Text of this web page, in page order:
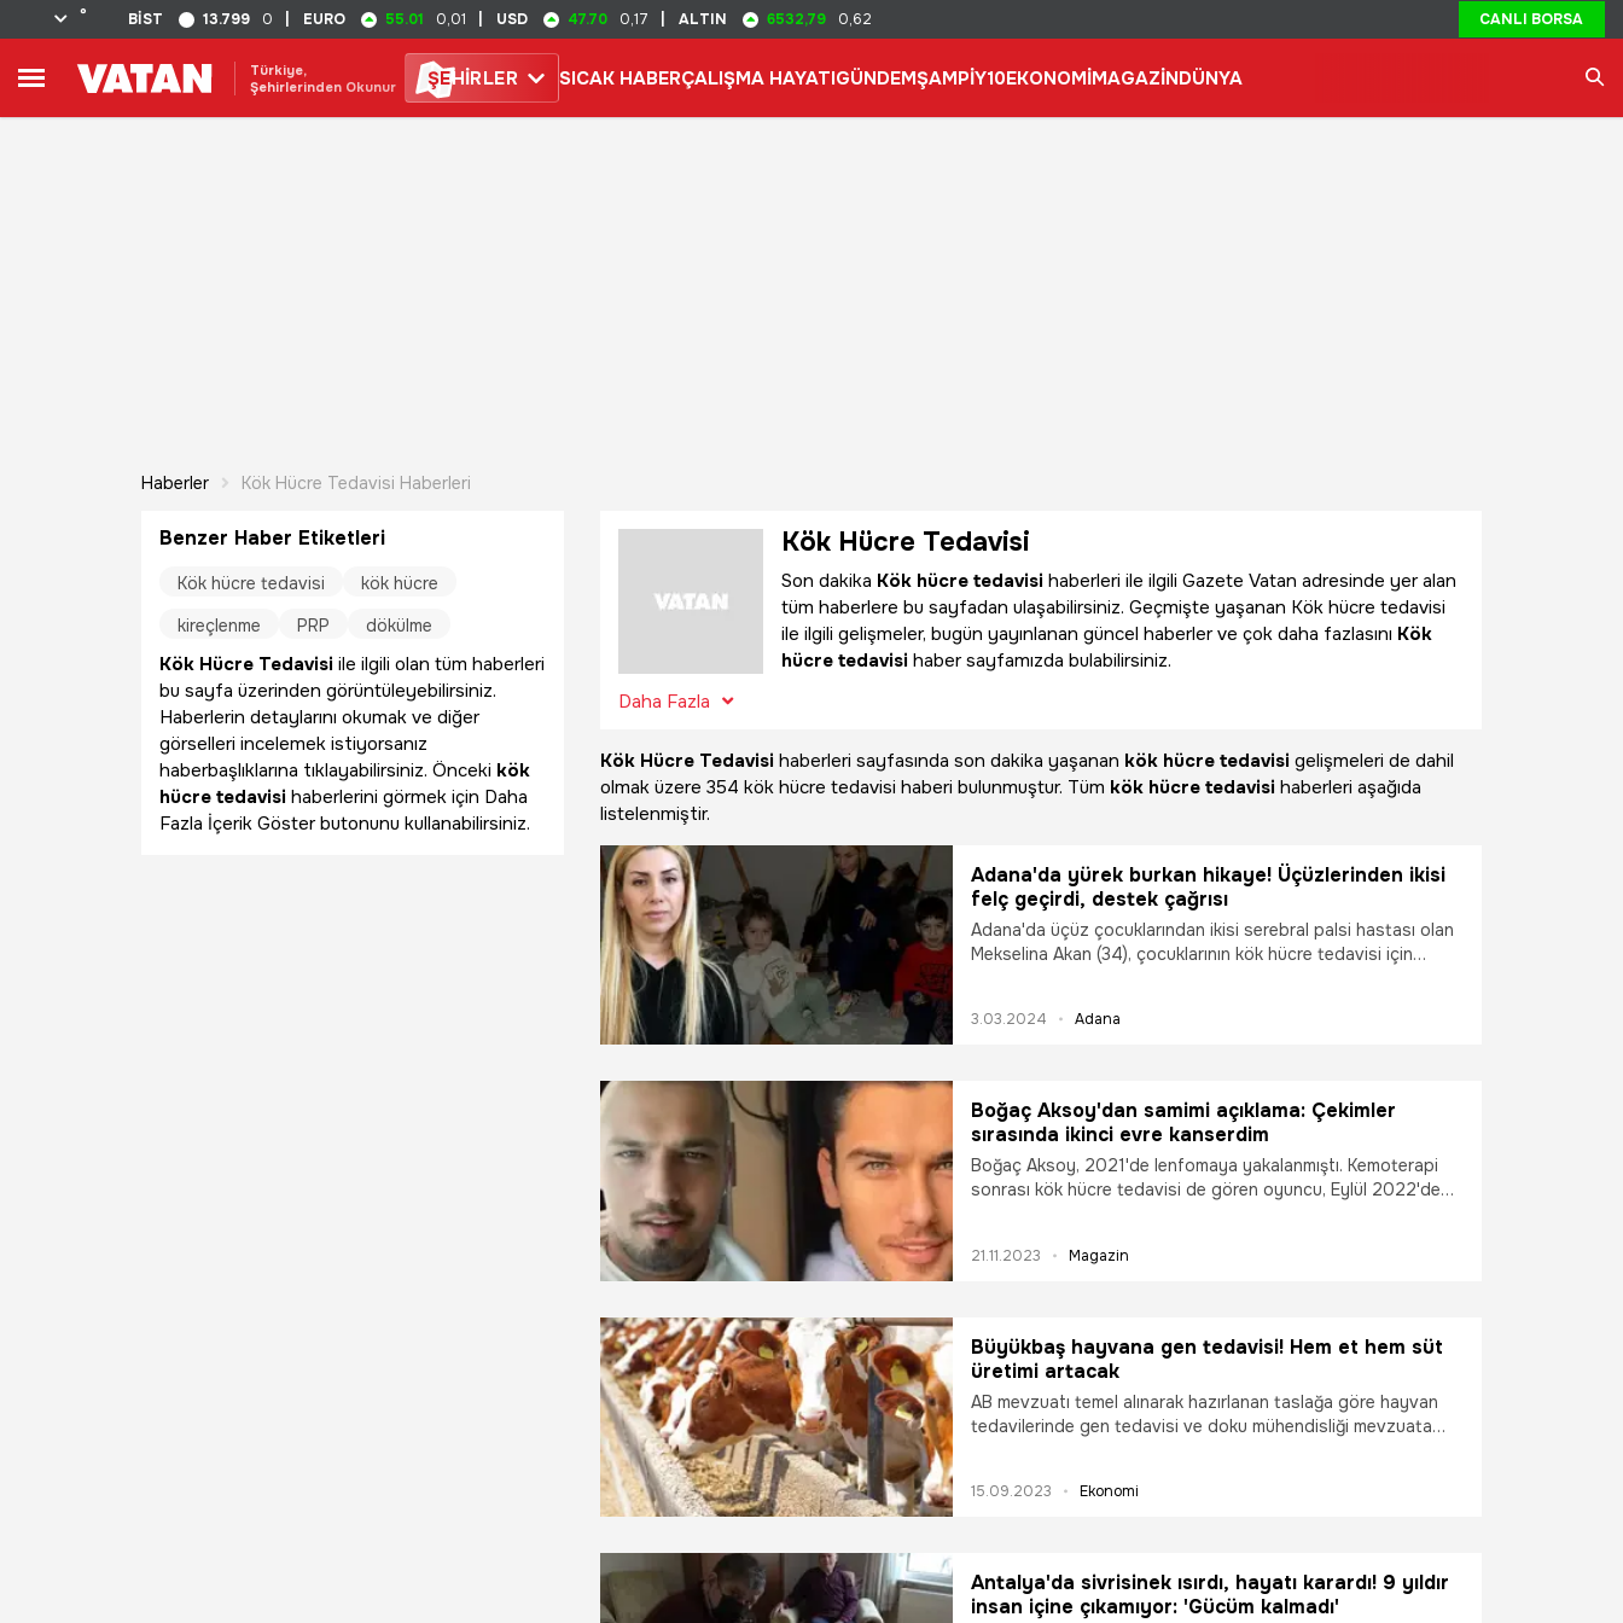
° BİST 13.799 0 EURO 55.01 0,01 USD 47.70 0,17 ALTIN 6532,79 0,62 CANLI BORSA
Türkiye,
Şehirlerinden Okunur
ŞEHİRLER SICAK HABERÇALIŞMA HAYATIGÜNDEMŞAMPİY10EKONOMİMAGAZİNDÜNYA
Haberler Kök Hücre Tedavisi Haberleri
Kök Hücre Tedavisi
Son dakika Kök hücre tedavisi haberleri ile ilgili Gazete Vatan adresinde yer alan
tüm haberlere bu sayfadan ulaşabilirsiniz. Geçmişte yaşanan Kök hücre tedavisi
ile ilgili gelişmeler, bugün yayınlanan güncel haberler ve çok daha fazlasını Kök
hücre tedavisi haber sayfamızda bulabilirsiniz.
Daha Fazla
Kök Hücre Tedavisi haberleri sayfasında son dakika yaşanan kök hücre tedavisi gelişmeleri de dahil
olmak üzere 354 kök hücre tedavisi haberi bulunmuştur. Tüm kök hücre tedavisi haberleri aşağıda
listelenmiştir.
Adana'da yürek burkan hikaye! Üçüzlerinden ikisi
felç geçirdi, destek çağrısı
Adana'da üçüz çocuklarından ikisi serebral palsi hastası olan
Mekselina Akan (34), çocuklarının kök hücre tedavisi için
bir süreçten geçtiklerini kaydeden Akan, “Ben bir anne olarak
ayağa kaldırmak istiyorum” dedi.
3.03.2024 Adana
Boğaç Aksoy'dan samimi açıklama: Çekimler
sırasında ikinci evre kanserdim
Boğaç Aksoy, 2021'de lenfomaya yakalanmıştı. Kemoterapi
sonrası kök hücre tedavisi de gören oyuncu, Eylül 2022'de
gösterim sonrası duygularını dile getirdi.
21.11.2023 Magazin
Büyükbaş hayvana gen tedavisi! Hem et hem süt
üretimi artacak
AB mevzuatı temel alınarak hazırlanan taslağa göre hayvan
tedavilerinde gen tedavisi ve doku mühendisliği mevzuata
15.09.2023 Ekonomi
Antalya'da sivrisinek ısırdı, hayatı karardı! 9 yıldır
insan içine çıkamıyor: 'Gücüm kalmadı'
Benzer Haber Etiketleri
Kök hücre tedavisi
kök hücre
kireçlenme
PRP dökülme
Kök Hücre Tedavisi ile ilgili olan tüm haberleri
bu sayfa üzerinden görüntüleyebilirsiniz.
Haberlerin detaylarını okumak ve diğer
görselleri incelemek istiyorsanız
haberbaşlıklarına tıklayabilirsiniz. Önceki kök
hücre tedavisi haberlerini görmek için Daha
Fazla İçerik Göster butonunu kullanabilirsiniz.